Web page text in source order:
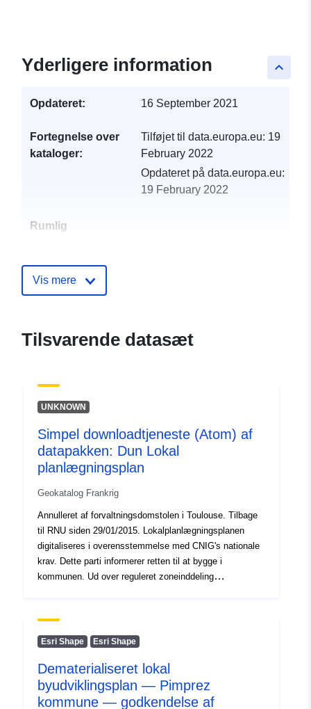
keyboard_arrow_up
Yderligere information
Opdateret: 16 September 2021
Fortegnelse over
kataloger:
Tilføjet til data.europa.eu: 19
February 2022
Opdateret på data.europa.eu:
19 February 2022
Rumlig
Identifikatorer:
42e499e2-f924-4a8c-bebb-
49b9-a664-74afc6c21bd3
Type:
Ressource:
http://inspire.ec.europa.eu/
Vis mere
Tilsvarende datasæt
UNKNOWN
Simpel downloadtjeneste (Atom) af
datapakken: Dun Lokal
planlægningsplan
Geokatalog Frankrig
Annulleret af forvaltningsdomstolen i Toulouse. Tilbage
til RNU siden 29/01/2015. Lokalplanlægningsplanen
digitaliseres i overensstemmelse med CNIG's nationale
krav. Dette parti informerer retten til at bygge i
kommunen. Ud over reguleret zoneinddeling
og/eller overfladeoplysninger (INFO_SURF).
Esri Shape Esri Shape
Dematerialiseret lokal
byudviklingsplan — Pimprez
kommune — godkendelse af